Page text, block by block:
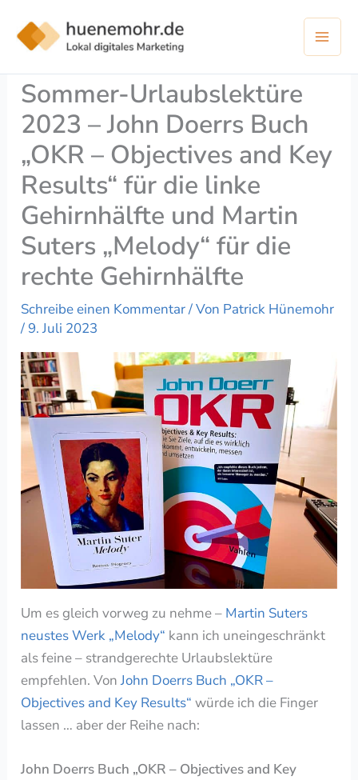
Inhalt
springen
Sommer-Urlaubslektüre
2023 – John Doerrs Buch
„OKR – Objectives and Key
Results“ für die linke
Gehirnhälfte und Martin
Suters „Melody“ für die
rechte Gehirnhälfte
Schreibe einen Kommentar/ Von Patrick Hünemohr
/ 9. Juli 2023
Um es gleich vorweg zu nehme – Martin Suters
neustes Werk „Melody“ kann ich uneingeschränkt
als feine – strandgerechte Urlaubslektüre
empfehlen. VonJohn Doerrs Buch „OKR –
Objectives and Key Results“ würde ich die Finger
lassen … aber der Reihe nach:
John Doerrs Buch „OKR – Objectives and Key